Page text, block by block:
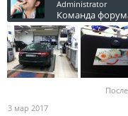
Administrator
Команда
3 мар 2017